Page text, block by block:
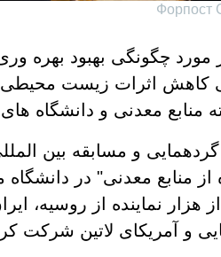
مورد چگونگی بهبود بهره
کاهش اثرات زیست محیطی
معدنی و دانشگاه
نوزدهمین گردهمایی و مسابقه
منابع معدنی" در
نماینده از روسیه،
و آمریکای لاتین شرکت